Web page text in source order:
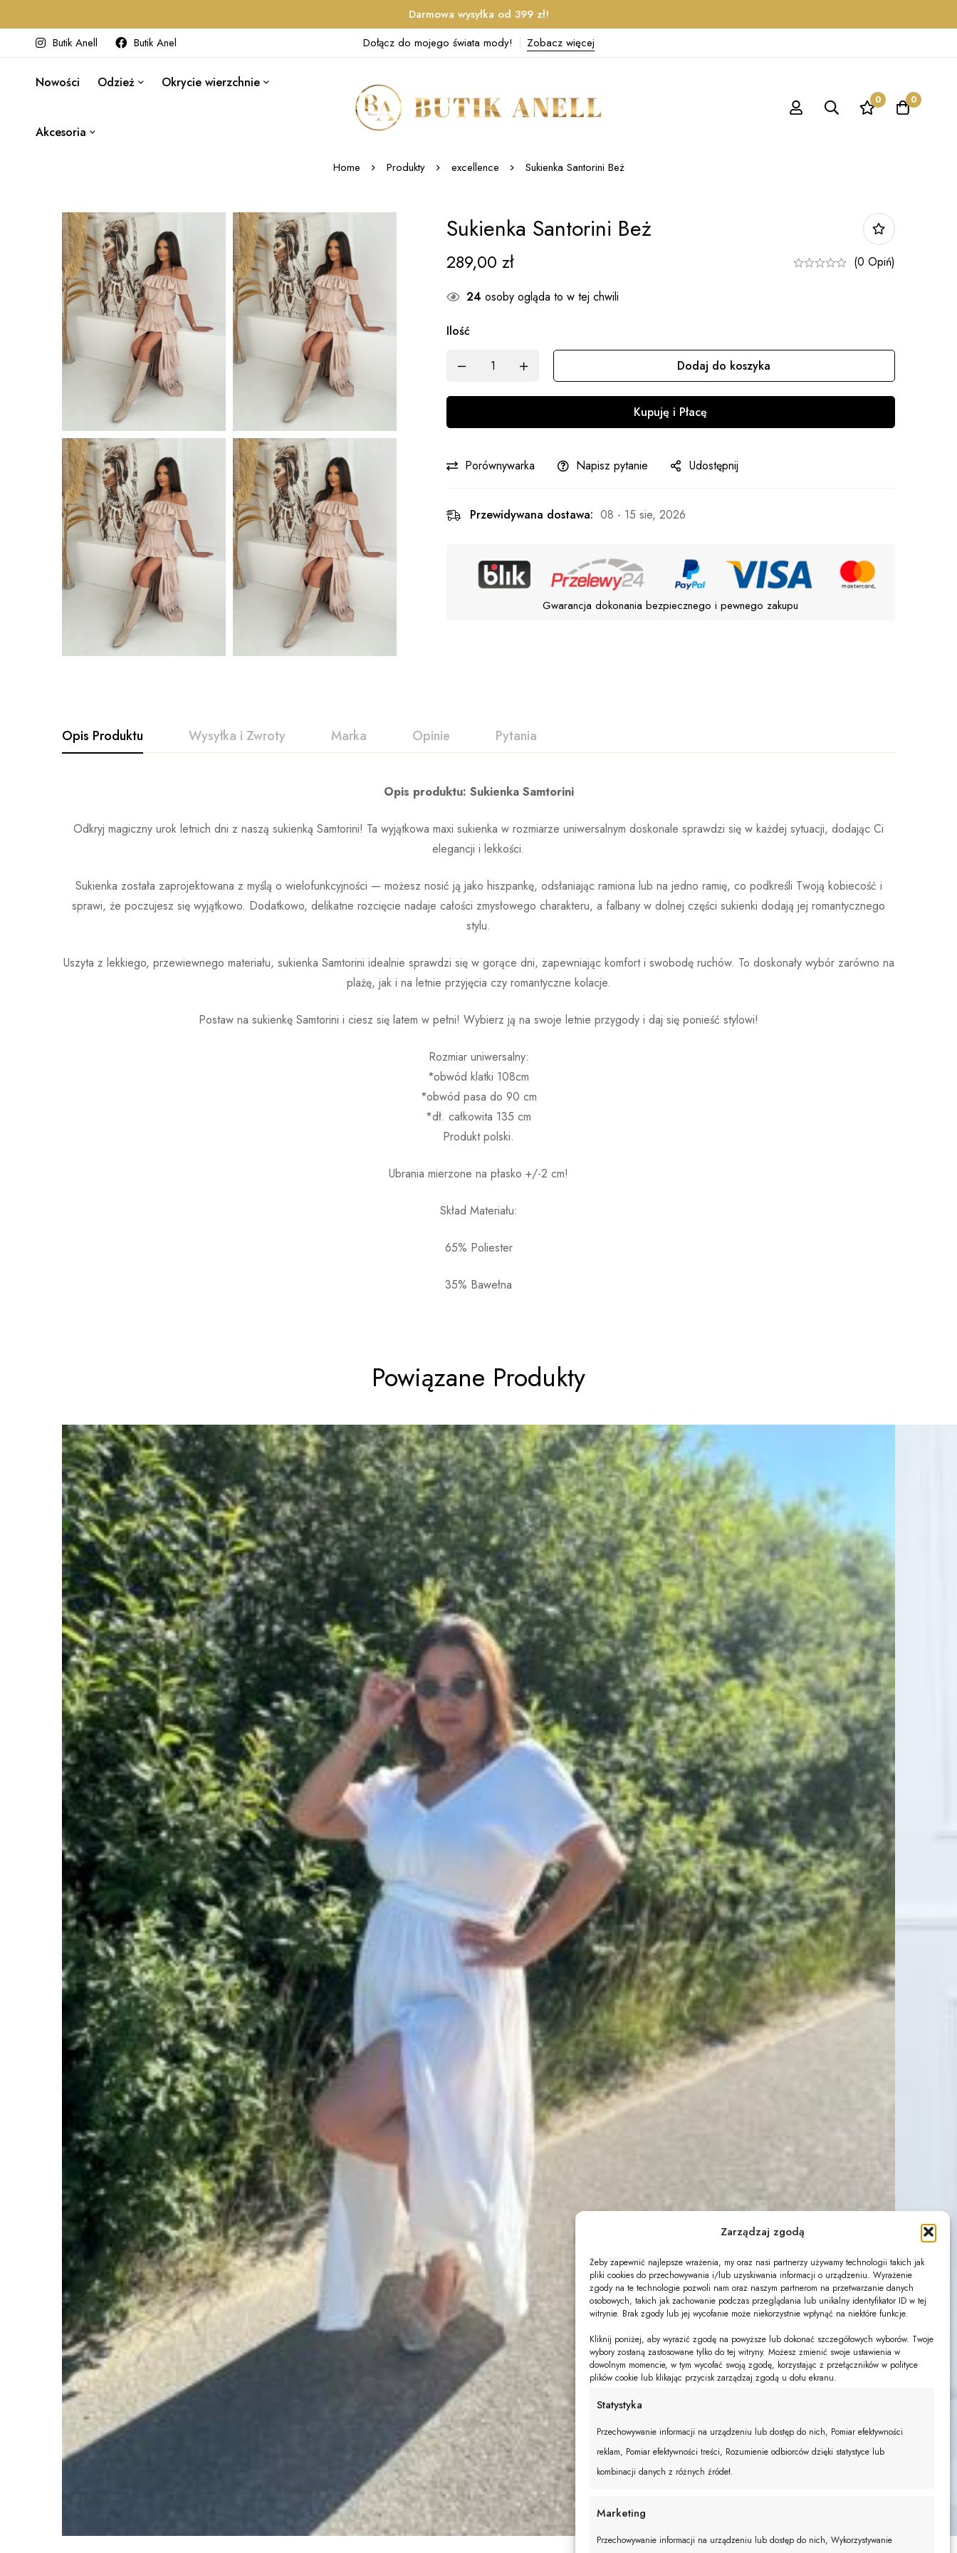
Zarządzaj zgodą
Żeby zapewnić najlepsze wrażenia, my oraz nasi partnerzy używamy technologii takich jak
pliki cookies do przechowywania i/lub uzyskiwania informacji o urządzeniu. Wyrażenie
zgody na te technologie pozwoli nam oraz naszym partnerom na przetwarzanie danych
osobowych, takich jak zachowanie podczas przeglądania lub unikalny identyfikator ID w tej
witrynie. Brak zgody lub jej wycofanie może niekorzystnie wpłynąć na niektóre funkcje.
Kliknij poniżej, aby wyrazić zgodę na powyższe lub dokonać szczegółowych wyborów. Twoje
wybory zostaną zastosowane tylko do tej witryny. Możesz zmienić swoje ustawienia w
dowolnym momencie, w tym wycofać swoją zgodę, korzystając z przełączników w polityce
plików cookie lub klikając przycisk zarządzaj zgodą u dołu ekranu.
Statystyka
Przechowywanie informacji na urządzeniu lub dostęp do nich, Pomiar efektywności
reklam, Pomiar efektywności treści, Rozumienie odbiorców dzięki statystyce lub
kombinacji danych z różnych źródeł.
Marketing
Przechowywanie informacji na urządzeniu lub dostęp do nich, Wykorzystywanie
Darmowa wysyłka od 399 zł!
Butik Anell
Butik Anel Dołącz do mojego świata mody! Zobacz więcej
Nowości Odzież Okrycie wierzchnie
Akcesoria
0 0
Home Produkty excellence Sukienka Santorini Beż
Sukienka Santorini Beż
289,00 zł (0 Opiń)
21osób ogląda to w tej chwili
Ilość
Dodaj do koszyka
Kupuję i Płacę
Porównywarka Napisz pytanie Udostępnij
Przewidywana dostawa: 08 - 15 sie, 2026
Gwarancja dokonania bezpiecznego i pewnego zakupu
Opis Produktu Wysyłka i Zwroty Marka Opinie Pytania
Opis produktu: Sukienka Samtorini
Odkryj magiczny urok letnich dni z naszą sukienką Samtorini! Ta wyjątkowa maxi sukienka w rozmiarze uniwersalnym doskonale sprawdzi się w każdej sytuacji, dodając Ci
elegancji i lekkości.
Sukienka została zaprojektowana z myślą o wielofunkcyjności — możesz nosić ją jako hiszpankę, odsłaniając ramiona lub na jedno ramię, co podkreśli Twoją kobiecość i
sprawi, że poczujesz się wyjątkowo. Dodatkowo, delikatne rozcięcie nadaje całości zmysłowego charakteru, a falbany w dolnej części sukienki dodają jej romantycznego
stylu.
Uszyta z lekkiego, przewiewnego materiału, sukienka Samtorini idealnie sprawdzi się w gorące dni, zapewniając komfort i swobodę ruchów. To doskonały wybór zarówno na
plażę, jak i na letnie przyjęcia czy romantyczne kolacje.
Postaw na sukienkę Samtorini i ciesz się latem w pełni! Wybierz ją na swoje letnie przygody i daj się ponieść stylowi!
Rozmiar uniwersalny:
*obwód klatki 108cm
*obwód pasa do 90 cm
*dł. całkowita 135 cm
Produkt polski.
Ubrania mierzone na płasko +/-2 cm!
Skład Materiału:
65% Poliester
35% Bawełna
Powiązane Produkty